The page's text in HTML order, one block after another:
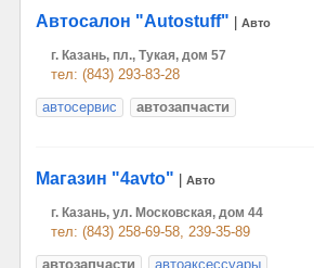
Автосалон "Autostuff" Авто
г. Казань, пл., Тукая, дом 57
тел: (843) 293-83-28
автосервис
автозапчасти
Магазин "4avto" Авто
г. Казань, ул. Московская, дом 44
тел: (843) 258-69-58, 239-35-89
автозапчасти
автоаксессуары